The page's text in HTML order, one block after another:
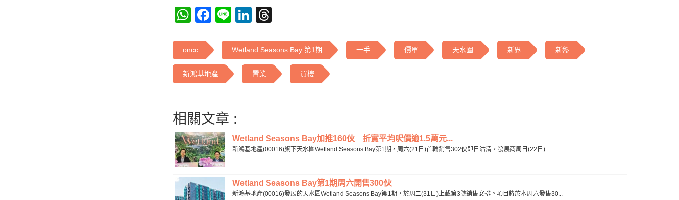
WhatsApp
Facebook
LineLinkedIn
oncc Wetland Seasons Bay 第1期 一手 價單 天水圍 新界 新盤
新鴻基地產 置業 買樓
相關文章 :
Wetland Seasons Bay加推160伙 折實平均呎價逾1.5萬元...
新鴻基地產(00016)旗下天水圍Wetland Seasons Bay第1期，周六(21日)首輪銷售302伙即日沽清，發展商周日(22日)...
Wetland Seasons Bay第1期周六開售300伙
新鴻基地產(00016)發展的天水圍Wetland Seasons Bay第1期，於周二(31日)上載第3號銷售安排。項目將於本周六發售30...